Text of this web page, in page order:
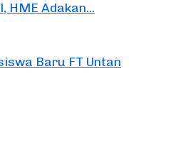
HME Adakan...
Baru FT Untan